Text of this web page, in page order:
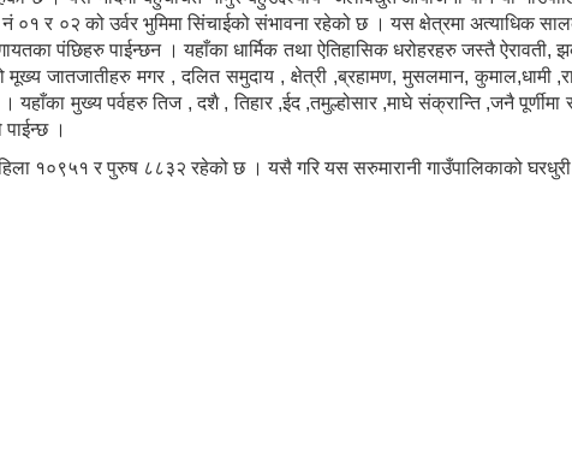
नं ०१ र ०२ को उर्वर भुमिमा सिंचाईको संभावना रहेको छ । यस क्षेत्रमा अत्याधिक
पंछिहरु पाईन्छन । यहाँका धार्मिक तथा ऐतिहासिक धरोहरहरु जस्तै
मूख्य जातजातीहरु मगर , दलित समुदाय , क्षेत्री ,ब्रहामण, मुसलमान,
मुख्य पर्वहरु तिज , दशै , तिहार ,ईद ,तमुल्होसार ,माघे संक्रान्ति ,जनै पूर्णीमा
।
१०९५१ र पुरुष ८८३२ रहेको छ । यसै गरि यस सरुमारानी गाउँपालिकाको